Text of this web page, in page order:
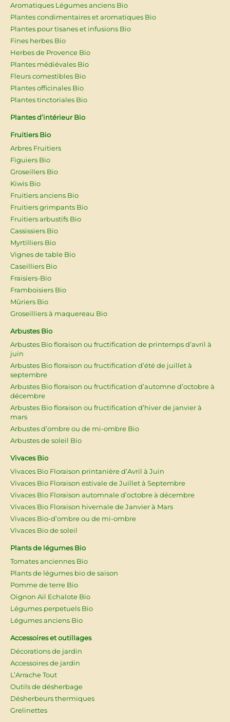
Aromatiques Légumes anciens Bio
Plantes condimentaires et aromatiques Bio
Plantes pour tisanes et infusions Bio
Fines herbes Bio
Herbes de Provence Bio
Plantes médiévales Bio
Fleurs comestibles Bio
Plantes officinales Bio
Plantes tinctoriales Bio
Plantes d’intérieur Bio
Fruitiers Bio
Arbres Fruitiers
Figuiers Bio
Groseillers Bio
Kiwis Bio
Fruitiers anciens Bio
Fruitiers grimpants Bio
Fruitiers arbustifs Bio
Cassissiers Bio
Myrtilliers Bio
Vignes de table Bio
Caseilliers Bio
Fraisiers-Bio
Framboisiers Bio
Mûriers Bio
Groseilliers à maquereau Bio
Arbustes Bio
Arbustes Bio floraison ou fructification de printemps d’avril à
juin
Arbustes Bio floraison ou fructification d’été de juillet à
septembre
Arbustes Bio floraison ou fructification d’automne d’octobre à
décembre
Arbustes Bio floraison ou fructification d’hiver de janvier à
mars
Arbustes d’ombre ou de mi-ombre Bio
Arbustes de soleil Bio
Vivaces Bio
Vivaces Bio Floraison printanière d’Avril à Juin
Vivaces Bio Floraison estivale de Juillet à Septembre
Vivaces Bio Floraison automnale d’octobre à décembre
Vivaces Bio Floraison hivernale de Janvier à Mars
Vivaces Bio-d’ombre ou de mi-ombre
Vivaces Bio de soleil
Plants de légumes Bio
Tomates anciennes Bio
Plants de légumes bio de saison
Pomme de terre Bio
Oignon Ail Echalote Bio
Légumes perpetuels Bio
Légumes anciens Bio
Accessoires et outillages
Décorations de jardin
Accessoires de jardin
L’Arrache Tout
Outils de désherbage
Désherbeurs thermiques
Grelinettes